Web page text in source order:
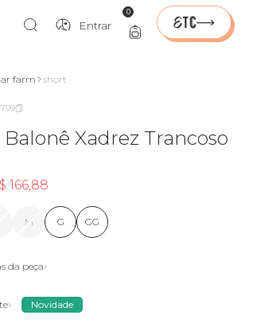
Entrar
0
farm short
Xadrez Trancoso
166,88
M G GG
da peça
Novidade